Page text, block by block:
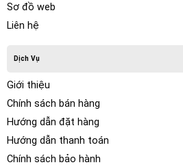
Nguyên lý hoạt động
Việc nắm bắt nguyên lý hoạt động
hiểu hơn về thiết bị. Cửa hít sau
Sơ đồ web
Liên hệ
Dịch Vụ
Giới thiệu
Chính sách bán hàng
Hướng dẫn đặt hàng
Hướng dẫn thanh toán
Chính sách bảo hành